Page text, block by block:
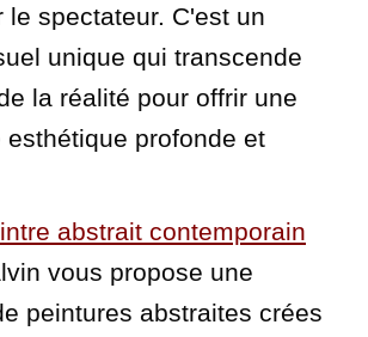
spectateur. C'est un
unique qui transcende
la réalité pour offrir une
esthétique profonde et
abstrait contemporain
vous propose une
peintures abstraites crées